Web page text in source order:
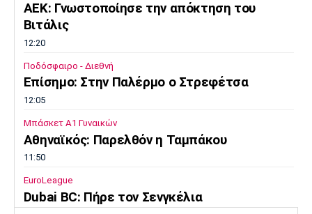
ΑΕΚ: Γνωστοποίησε την απόκτηση του
Βιτάλις
12:20
Ποδόσφαιρο - Διεθνή
Επίσημο: Στην Παλέρμο ο Στρεφέτσα
12:05
Μπάσκετ Α1 Γυναικών
Αθηναϊκός: Παρελθόν η Ταμπάκου
11:50
EuroLeague
Dubai BC: Πήρε τον Σενγκέλια